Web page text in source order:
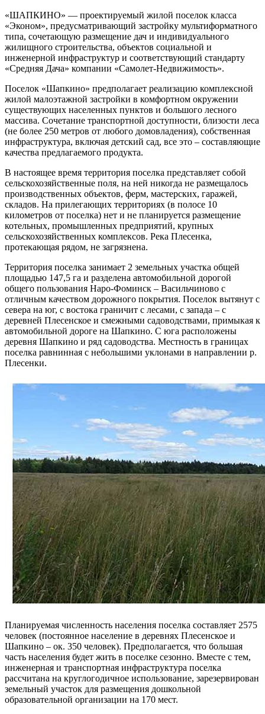
«ШАПКИНО» — проектируемый жилой поселок класса
«Эконом», предусматривающий застройку мультиформатного
типа, сочетающую размещение дач и индивидуального
жилищного строительства, объектов социальной и
инженерной инфраструктур и соответствующий стандарту
«Средняя Дача» компании «Самолет-Недвижимость».
Поселок «Шапкино» предполагает реализацию комплексной
жилой малоэтажной застройки в комфортном окружении
существующих населенных пунктов и большого лесного
массива. Сочетание транспортной доступности, близости леса
(не более 250 метров от любого домовладения), собственная
инфраструктура, включая детский сад, все это – составляющие
качества предлагаемого продукта.
В настоящее время территория поселка представляет собой
сельскохозяйственные поля, на ней никогда не размещалось
производственных объектов, ферм, мастерских, гаражей,
складов. На прилегающих территориях (в полосе 10
километров от поселка) нет и не планируется размещение
котельных, промышленных предприятий, крупных
сельскохозяйственных комплексов. Река Плесенка,
протекающая рядом, не загрязнена.
Территория поселка занимает 2 земельных участка общей
площадью 147,5 га и разделена автомобильной дорогой
общего пользования Наро-Фоминск – Васильчиново с
отличным качеством дорожного покрытия. Поселок вытянут с
севера на юг, с востока граничит с лесами, с запада – с
деревней Плесенское и смежными садоводствами, примыкая к
автомобильной дороге на Шапкино. С юга расположены
деревня Шапкино и ряд садоводства. Местность в границах
поселка равнинная с небольшими уклонами в направлении р.
Плесенки.
Планируемая численность населения поселка составляет 2575
человек (постоянное население в деревнях Плесенское и
Шапкино – ок. 350 человек). Предполагается, что большая
часть населения будет жить в поселке сезонно. Вместе с тем,
инженерная и транспортная инфраструктура поселка
рассчитана на круглогодичное использование, зарезервирован
земельный участок для размещения дошкольной
образовательной организации на 170 мест.